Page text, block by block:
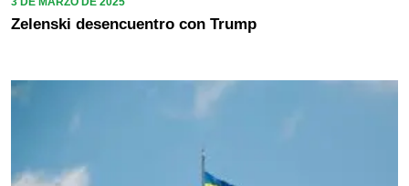
Zelenski desencuentro con Trump